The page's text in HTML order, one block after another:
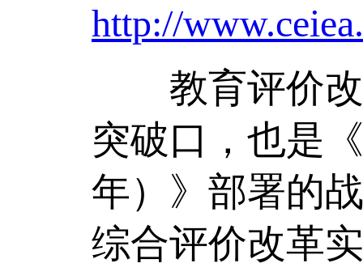
http://
教育评价改
突破口，也是
年）》部署的
综合评价改革